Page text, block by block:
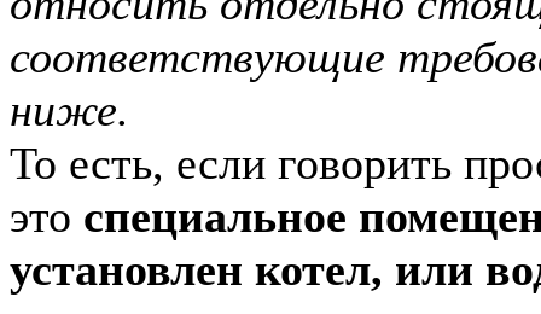
соответствующие
ниже.
То есть, если говорить
это специальное
установлен котел, или